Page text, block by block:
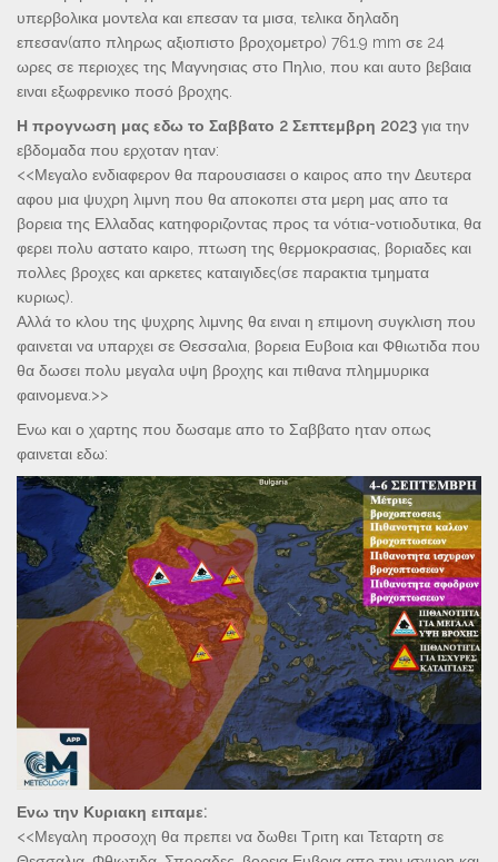
υπερβολικα μοντελα και επεσαν τα μισα, τελικα δηλαδη
επεσαν(απο πληρως αξιοπιστο βροχομετρο) 761.9 mm σε 24
ωρες σε περιοχες της Μαγνησιας στο Πηλιο, που και αυτο βεβαια
ειναι εξωφρενικο ποσό βροχης.
Η προγνωση μας εδω το Σαββατο 2 Σεπτεμβρη 2023 για την
εβδομαδα που ερχοταν ηταν:
<<Μεγαλο ενδιαφερον θα παρουσιασει ο καιρος απο την Δευτερα
αφου μια ψυχρη λιμνη που θα αποκοπει στα μερη μας απο τα
βορεια της Ελλαδας κατηφοριζοντας προς τα νότια-νοτιοδυτικα, θα
φερει πολυ αστατο καιρο, πτωση της θερμοκρασιας, βοριαδες και
πολλες βροχες και αρκετες καταιγιδες(σε παρακτια τμηματα
κυριως).
Αλλά το κλου της ψυχρης λιμνης θα ειναι η επιμονη συγκλιση που
φαινεται να υπαρχει σε Θεσσαλια, βορεια Ευβοια και Φθιωτιδα που
θα δωσει πολυ μεγαλα υψη βροχης και πιθανα πλημμυρικα
φαινομενα.>>
Ενω και ο χαρτης που δωσαμε απο το Σαββατο ηταν οπως
φαινεται εδω:
Ενω την Κυριακη ειπαμε:
<<Μεγαλη προσοχη θα πρεπει να δωθει Τριτη και Τεταρτη σε